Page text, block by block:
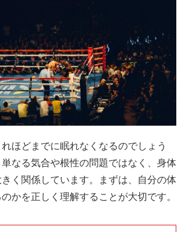
ほどまでに眠れなくなるのでしょう
なる気合や根性の問題ではなく、身体
く関係しています。まずは、自分の体
かを正しく理解することが大切です。